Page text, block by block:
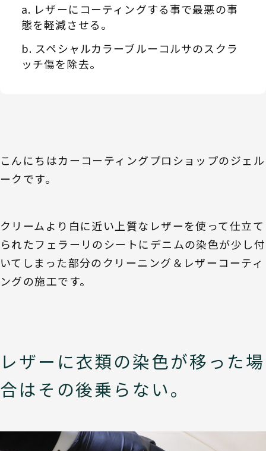
レザーにコーティングする事で最悪の事
態を軽減させる。
スペシャルカラーブルーコルサのスクラ
ッチ傷を除去。
こんにちはカーコーティングプロショップのジェル
ークです。
クリームより白に近い上質なレザーを使って仕立て
られたフェラーリのシートにデニムの染色が少し付
いてしまった部分のクリーニング＆レザーコーティ
ングの施工です。
レザーに衣類の染色が移った場
合はその後乗らない。